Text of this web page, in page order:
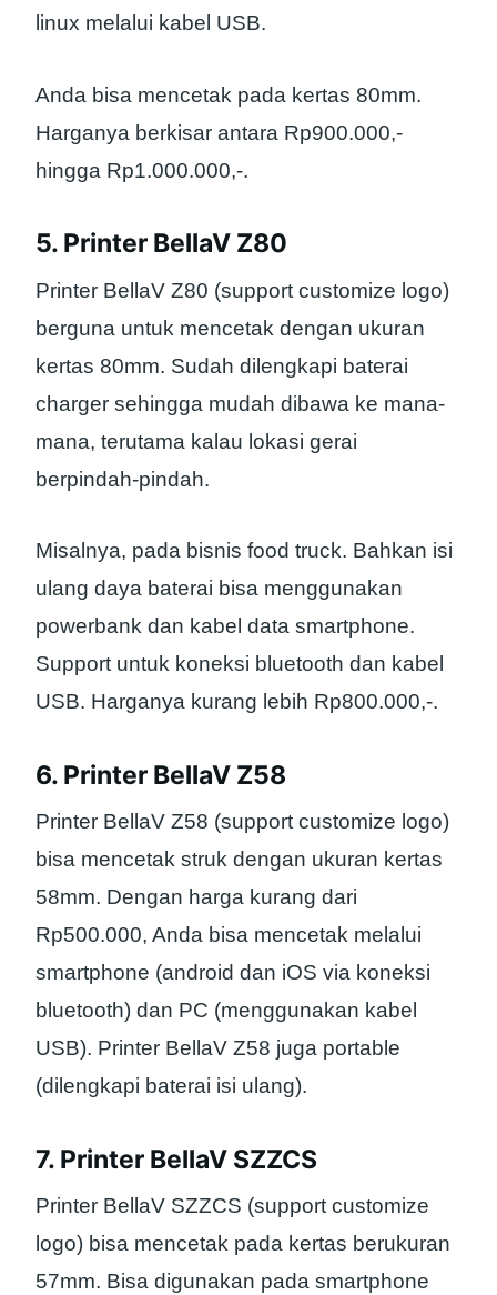
linux melalui kabel USB.
Anda bisa mencetak pada kertas 80mm.
Harganya berkisar antara Rp900.000,-
hingga Rp1.000.000,-.
5. Printer BellaV Z80
Printer BellaV Z80 (support customize logo)
berguna untuk mencetak dengan ukuran
kertas 80mm. Sudah dilengkapi baterai
charger sehingga mudah dibawa ke mana-
mana, terutama kalau lokasi gerai
berpindah-pindah.
Misalnya, pada bisnis food truck. Bahkan isi
ulang daya baterai bisa menggunakan
powerbank dan kabel data smartphone.
Support untuk koneksi bluetooth dan kabel
USB. Harganya kurang lebih Rp800.000,-.
6. Printer BellaV Z58
Printer BellaV Z58 (support customize logo)
bisa mencetak struk dengan ukuran kertas
58mm. Dengan harga kurang dari
Rp500.000, Anda bisa mencetak melalui
smartphone (android dan iOS via koneksi
bluetooth) dan PC (menggunakan kabel
USB). Printer BellaV Z58 juga portable
(dilengkapi baterai isi ulang).
7. Printer BellaV SZZCS
Printer BellaV SZZCS (support customize
logo) bisa mencetak pada kertas berukuran
57mm. Bisa digunakan pada smartphone